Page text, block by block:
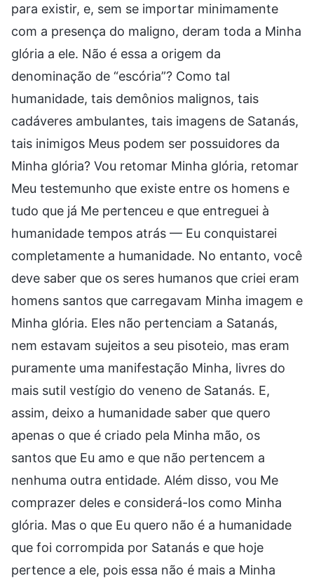
para existir, e, sem se importar minimamente
com a presença do maligno, deram toda a Minha
glória a ele. Não é essa a origem da
denominação de “escória”? Como tal
humanidade, tais demônios malignos, tais
cadáveres ambulantes, tais imagens de Satanás,
tais inimigos Meus podem ser possuidores da
Minha glória? Vou retomar Minha glória, retomar
Meu testemunho que existe entre os homens e
tudo que já Me pertenceu e que entreguei à
humanidade tempos atrás — Eu conquistarei
completamente a humanidade. No entanto, você
deve saber que os seres humanos que criei eram
homens santos que carregavam Minha imagem e
Minha glória. Eles não pertenciam a Satanás,
nem estavam sujeitos a seu pisoteio, mas eram
puramente uma manifestação Minha, livres do
mais sutil vestígio do veneno de Satanás. E,
assim, deixo a humanidade saber que quero
apenas o que é criado pela Minha mão, os
santos que Eu amo e que não pertencem a
nenhuma outra entidade. Além disso, vou Me
comprazer deles e considerá-los como Minha
glória. Mas o que Eu quero não é a humanidade
que foi corrompida por Satanás e que hoje
pertence a ele, pois essa não é mais a Minha